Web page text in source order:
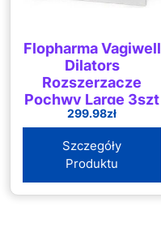
Flopharma Vagiwell
Dilators
Rozszerzacze
Pochwy Large 3szt
299.98zł
Szczegóły
Produktu